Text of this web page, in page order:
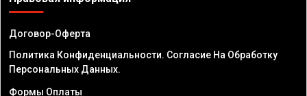
Договор-Оферта
Политика Конфиденциальности. Согласие На Обработку
Персональных Данных.
Формы Оплаты